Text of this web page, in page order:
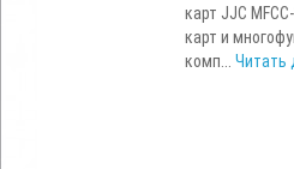
карт JJC
карт и
комп... Читать